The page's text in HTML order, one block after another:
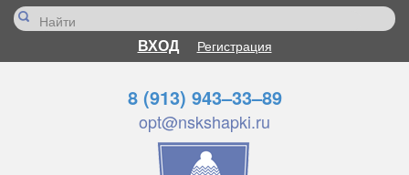
ВХОД Регистрация
8 (913) 943–33–89
opt@nskshapki.ru